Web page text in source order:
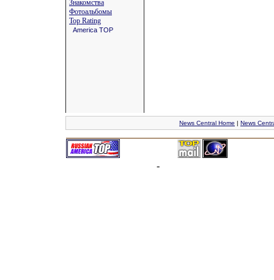
Знакомства
Фотоальбомы
Top Rating
America TOP
News Central Home | News